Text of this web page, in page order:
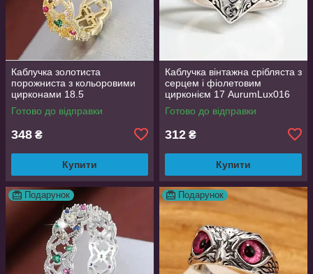
Каблучка золотиста
порожниста з кольоровими
цирконами 18.5
AurumLux018
Готово до відправки
348 ₴
Купити
Каблучка вінтажна срібляста з
серцем і фіолетовим
цирконієм 17 AurumLux016
Готово до відправки
312 ₴
Купити
Подарунок Подарунок